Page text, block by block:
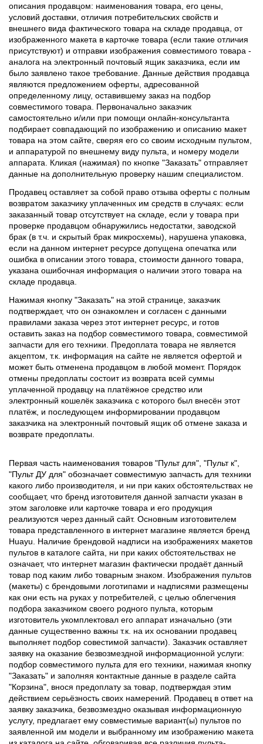
описания продавцом: наименования товара, его цены,
условий доставки, отличия потребительских свойств и
внешнего вида фактического товара на складе продавца, от
изображенного макета в карточке товара (если такие отличия
присутствуют) и отправки изображения совместимого товара -
аналога на электронный почтовый ящик заказчика, если им
было заявлено такое требование. Данные действия продавца
являются предложением оферты, адресованной
определенному лицу, оставившему заказ на подбор
совместимого товара. Первоначально заказчик
самостоятельно и/или при помощи онлайн-консультанта
подбирает совпадающий по изображению и описанию макет
товара на этом сайте, сверяя его со своим исходным пультом,
и аппаратурой по внешнему виду пульта, и номеру модели
аппарата. Кликая (нажимая) по кнопке "Заказать" отправляет
данные на дополнительную проверку нашим специалистом.
Продавец оставляет за собой право отзыва оферты с полным
возвратом заказчику уплаченных им средств в случаях: если
заказанный товар отсутствует на складе, если у товара при
проверке продавцом обнаружились недостатки, заводской
брак (в т.ч. и скрытый брак микросхемы), нарушена упаковка,
если на данном интернет ресурсе допущена опечатка или
ошибка в описании этого товара, стоимости данного товара,
указана ошибочная информация о наличии этого товара на
складе продавца.
Нажимая кнопку "Заказать" на этой странице, заказчик
подтверждает, что он ознакомлен и согласен с данными
правилами заказа через этот интернет ресурс, и готов
оставить заказ на подбор совместимого товара, совместимой
запчасти для его техники. Предоплата товара не является
акцептом, т.к. информация на сайте не является офертой и
может быть отменена продавцом в любой момент. Порядок
отмены предоплаты состоит из возврата всей суммы
уплаченной продавцу на платёжное средство или
электронный кошелёк заказчика с которого был внесён этот
платёж, и последующем информировании продавцом
заказчика на электронный почтовый ящик об отмене заказа и
возврате предоплаты.
Первая часть наименования товаров "Пульт для", "Пульт к",
"Пульт ДУ для" обозначает совместимую запчасть для техники
какого либо производителя, и ни при каких обстоятельствах не
сообщает, что бренд изготовителя данной запчасти указан в
этом заголовке или карточке товара и его продукция
реализуются через данный сайт. Основным изготовителем
товара представленного в интернет магазине является бренд
Huayu. Наличие брендовой надписи на изображениях макетов
пультов в каталоге сайта, ни при каких обстоятельствах не
означает, что интернет магазин фактически продаёт данный
товар под каким либо товарным знаком. Изображения пультов
(макеты) с брендовыми логотипами и надписями размещены
как они есть на руках у потребителей, с целью облегчения
подбора заказчиком своего родного пульта, которым
изготовитель укомплектовал его аппарат изначально (эти
данные существенно важны т.к. на их основании продавец
выполняет подбор совестимой запчасти). Заказчик оставляет
заявку на оказание безвозмездной информационной услуги:
подбор совместимого пульта для его техники, нажимая кнопку
"Заказать" и заполняя контактные данные в разделе сайта
"Корзина", внося предоплату за товар, подтверждая этим
действием серьёзность своих намерений. Продавец в ответ на
заявку заказчика, безвозмездно оказывая информационную
услугу, предлагает ему совместимые вариант(ы) пультов по
заявленной им модели и выбранному им изображению макета